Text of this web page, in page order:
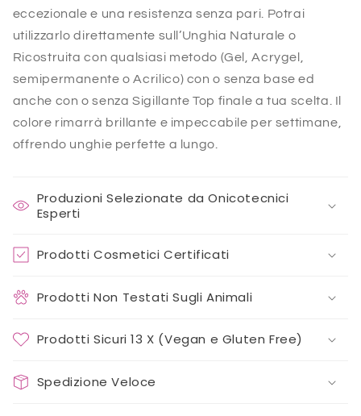
eccezionale e una resistenza senza pari. Potrai
utilizzarlo direttamente sull’Unghia Naturale o
Ricostruita con qualsiasi metodo (Gel, Acrygel,
semipermanente o Acrilico) con o senza base ed
anche con o senza Sigillante Top finale a tua scelta. Il
colore rimarrà brillante e impeccabile per settimane,
offrendo unghie perfette a lungo.
Produzioni Selezionate da Onicotecnici
Esperti
Prodotti Cosmetici Certificati
Prodotti Non Testati Sugli Animali
Prodotti Sicuri 13 X (Vegan e Gluten Free)
Spedizione Veloce